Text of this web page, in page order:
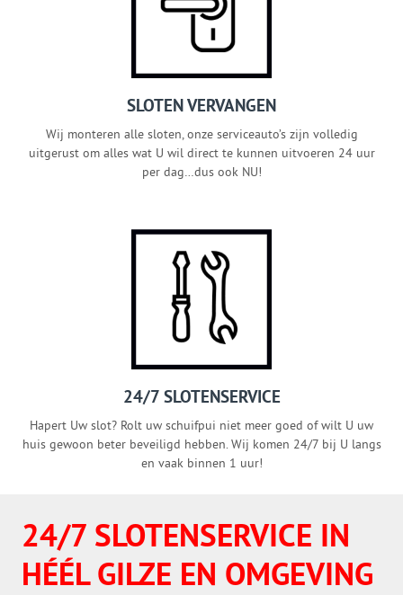
SLOTEN VERVANGEN
Wij monteren alle sloten, onze serviceauto’s zijn volledig
uitgerust om alles wat U wil direct te kunnen uitvoeren 24 uur
per dag…dus ook NU!
24/7 SLOTENSERVICE
Hapert Uw slot? Rolt uw schuifpui niet meer goed of wilt U uw
huis gewoon beter beveiligd hebben. Wij komen 24/7 bij U langs
en vaak binnen 1 uur!
24/7 SLOTENSERVICE IN
HÉÉL GILZE EN OMGEVING